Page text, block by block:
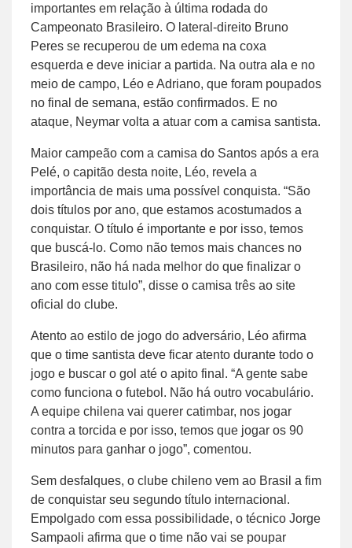
importantes em relação à última rodada do
Campeonato Brasileiro. O lateral-direito Bruno
Peres se recuperou de um edema na coxa
esquerda e deve iniciar a partida. Na outra ala e no
meio de campo, Léo e Adriano, que foram poupados
no final de semana, estão confirmados. E no
ataque, Neymar volta a atuar com a camisa santista.
Maior campeão com a camisa do Santos após a era
Pelé, o capitão desta noite, Léo, revela a
importância de mais uma possível conquista. “São
dois títulos por ano, que estamos acostumados a
conquistar. O título é importante e por isso, temos
que buscá-lo. Como não temos mais chances no
Brasileiro, não há nada melhor do que finalizar o
ano com esse titulo”, disse o camisa três ao site
oficial do clube.
Atento ao estilo de jogo do adversário, Léo afirma
que o time santista deve ficar atento durante todo o
jogo e buscar o gol até o apito final. “A gente sabe
como funciona o futebol. Não há outro vocabulário.
A equipe chilena vai querer catimbar, nos jogar
contra a torcida e por isso, temos que jogar os 90
minutos para ganhar o jogo”, comentou.
Sem desfalques, o clube chileno vem ao Brasil a fim
de conquistar seu segundo título internacional.
Empolgado com essa possibilidade, o técnico Jorge
Sampaoli afirma que o time não vai se poupar